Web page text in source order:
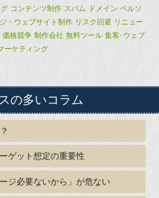
コンテンツ制作 スパム ドメイン ペルソ
・ウェブサイト制作 リスク回避 リニュー
価格競争 制作会社 無料ツール 集客･ウェブ
ーケティング
の多いコラム
ゲット想定の重要性
ジ必要ないから」が危ない